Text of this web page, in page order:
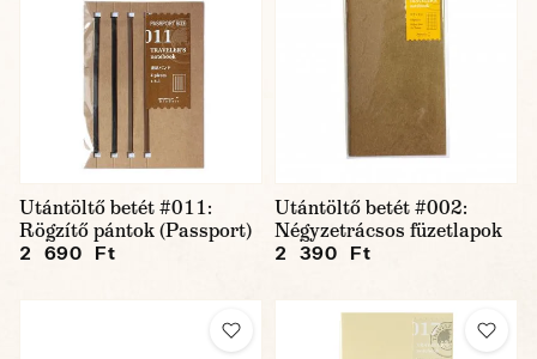
Utántöltő betét #011:
Rögzítő pántok (Passport)
2 690 Ft
Utántöltő betét #002:
Négyzetrácsos füzetlapok
2 390 Ft